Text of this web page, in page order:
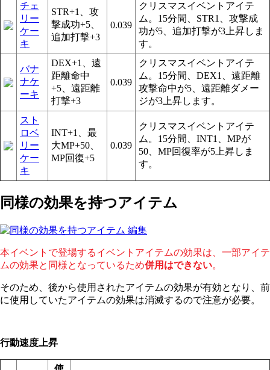
チェ
リー
ケー
キ
STR+1、攻
撃成功+5、
追加打撃+3
0.039
クリスマスイベントアイテ
ム。15分間、STR1、攻撃成
功が5、追加打撃が3上昇しま
す。
バナ
ナケ
ーキ
DEX+1、遠
距離命中
+5、遠距離
打撃+3
0.039
クリスマスイベントアイテ
ム。15分間、DEX1、遠距離
攻撃命中が5、遠距離ダメー
ジが3上昇します。
スト
ロベ
リー
ケー
キ
INT+1、最
大MP+50、
MP回復+5
0.039
クリスマスイベントアイテ
ム。15分間、INT1、MPが
50、MP回復率が5上昇しま
す。
同様の効果を持つアイテム
本イベントで登場するイベントアイテムの効果は、一部アイテ
ムの効果と同様となっているため併用はできない。
そのため、後から使用されたアイテムの効果が有効となり、前
に使用していたアイテムの効果は消滅するので注意が必要。
行動速度上昇